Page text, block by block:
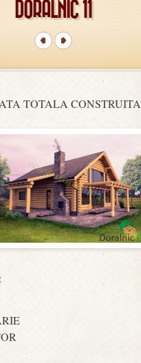
DORALNIC 11
TOTALA CONSTRUITA